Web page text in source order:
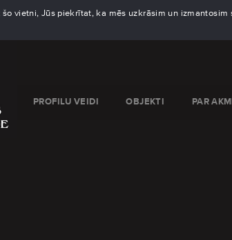
vietni, Jūs piekrītat, ka mēs uzkrāsim un izmantosim
PROFILU VEIDI OBJEKTI PAR